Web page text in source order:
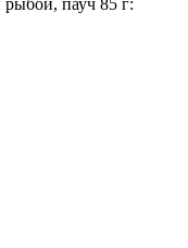
пауч 85 г: